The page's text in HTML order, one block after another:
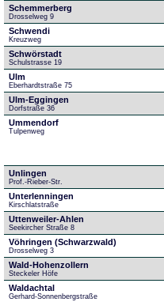
Schemmerberg
Drosselweg 9
Schwendi
Kreuzweg
Schwörstadt
Schulstrasse 19
Ulm
Eberhardtstraße 75
Ulm-Eggingen
Dorfstraße 36
Ummendorf
Tulpenweg
Unlingen
Prof.-Rieber-Str.
Unterlenningen
Kirschlatstraße
Uttenweiler-Ahlen
Seekircher Straße 8
Vöhringen (Schwarzwald)
Drosselweg 3
Wald-Hohenzollern
Steckeler Höfe
Waldachtal
Gerhard-Sonnenbergstraße